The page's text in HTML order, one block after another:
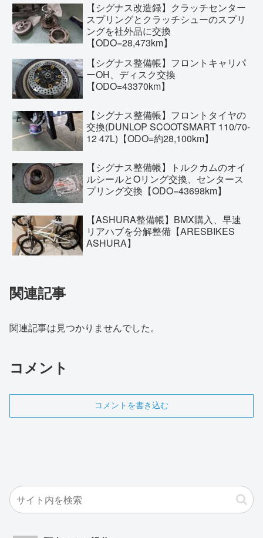
【シグナス改造録】クラッチセンター
スプリングとクラッチシューのスプリ
ングを社外品に交換
【ODO=28,473km】
【シグナス整備帳】フロントキャリパ
ーOH、ディスク交換
【ODO=43370km】
【シグナス整備帳】フロントタイヤの
交換(DUNLOP SCOOTSMART 110/70-
12 47L)【ODO=約28,100km】
【シグナス整備帳】トルクカムのオイ
ルシールとOリング交換、センタース
プリング交換【ODO=43698km】
【ASHURA整備帳】BMX購入、早速
リアハブを分解整備【ARESBIKES
ASHURA】
関連記事
関連記事は見つかりませんでした。
コメント
コメントを書き込む